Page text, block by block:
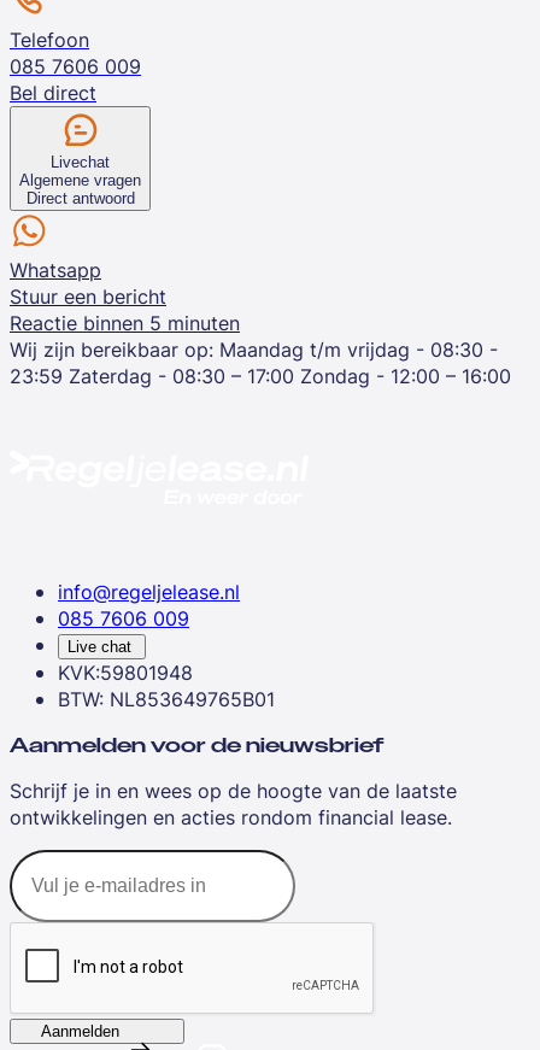
Telefoon
085 7606 009
Bel direct
Livechat
Algemene vragen
Direct antwoord
Whatsapp
Stuur een bericht
Reactie binnen 5 minuten
Wij zijn bereikbaar op: Maandag t/m vrijdag - 08:30 -
23:59 Zaterdag - 08:30 – 17:00 Zondag - 12:00 – 16:00
info@regeljelease.nl
085 7606 009
Live chat
KVK:59801948
BTW: NL853649765B01
Aanmelden voor de nieuwsbrief
Schrijf je in en wees op de hoogte van de laatste
ontwikkelingen en acties rondom financial lease.
Aanmelden